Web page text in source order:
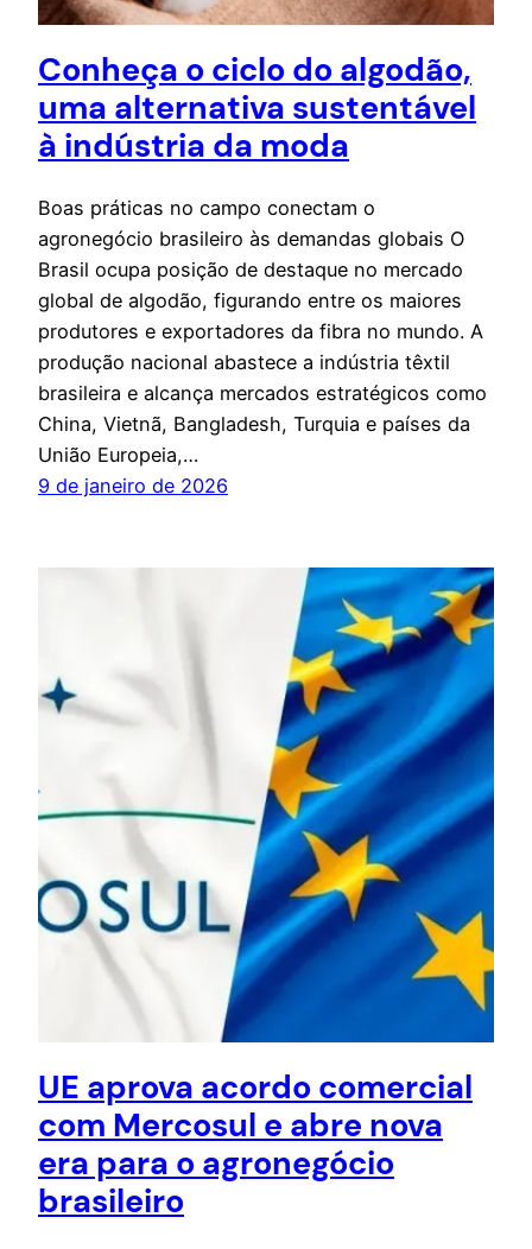
Conheça o ciclo do algodão,
uma alternativa sustentável
à indústria da moda
Boas práticas no campo conectam o
agronegócio brasileiro às demandas globais O
Brasil ocupa posição de destaque no mercado
global de algodão, figurando entre os maiores
produtores e exportadores da fibra no mundo. A
produção nacional abastece a indústria têxtil
brasileira e alcança mercados estratégicos como
China, Vietnã, Bangladesh, Turquia e países da
União Europeia,…
9 de janeiro de 2026
UE aprova acordo comercial
com Mercosul e abre nova
era para o agronegócio
brasileiro